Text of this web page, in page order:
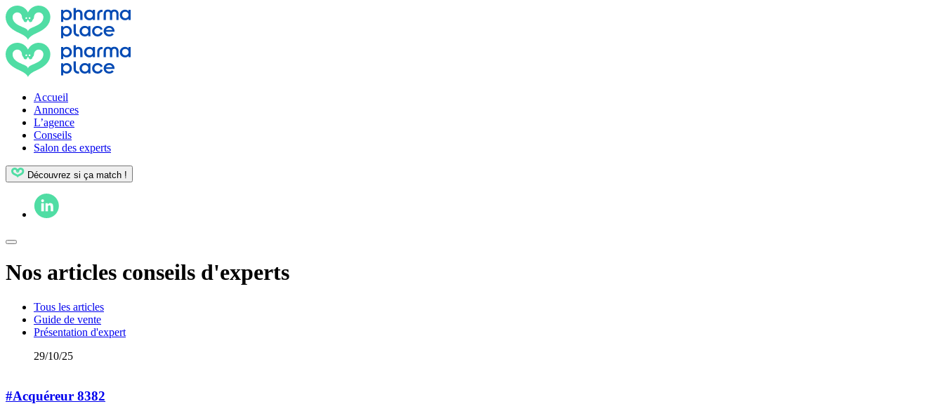
Accueil
Annonces
L’agence
Conseils
Salon des experts
Découvrez si ça match !
Nos articles conseils d'experts
Tous les articles
Guide de vente
Présentation d'expert
29/10/25
#Acquéreur 8382